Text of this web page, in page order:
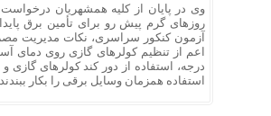
وی در پایان از کلیه همشهریان درخواست
روزهای گرم پیش رو برای تأمین برق
آزمون کنکور سراسری، نکات مدیریت
درجه، استفاده از دور کند کولرهای گازی و
استفاده همزمان وسایل برقی را بکار ببندند.